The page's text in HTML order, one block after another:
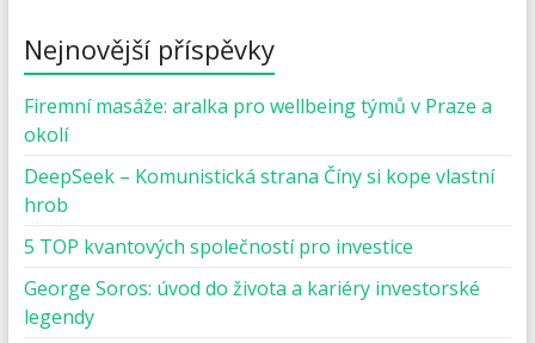
Nejnovější příspěvky
Firemní masáže: aralka pro wellbeing týmů v Praze a
okolí
DeepSeek – Komunistická strana Číny si kope vlastní
hrob
5 TOP kvantových společností pro investice
George Soros: úvod do života a kariéry investorské
legendy